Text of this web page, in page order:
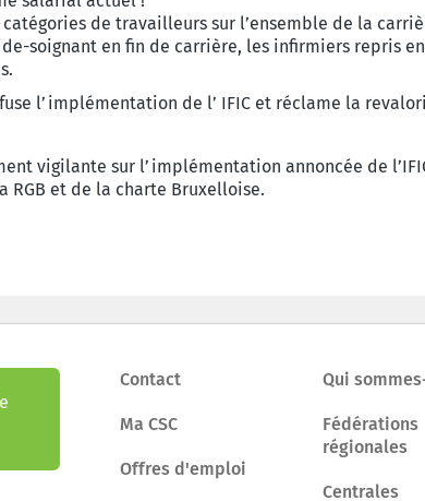
de travailleurs sur l’ensemble de la
soignant en fin de carrière, les infirmiers repris
l’implémentation de l’ IFIC et réclame la
vigilante sur l’implémentation annoncée de
et de la charte Bruxelloise.
Contact
Ma CSC
Offres d'emploi
Qui
Fédérations
régionales
Centrales